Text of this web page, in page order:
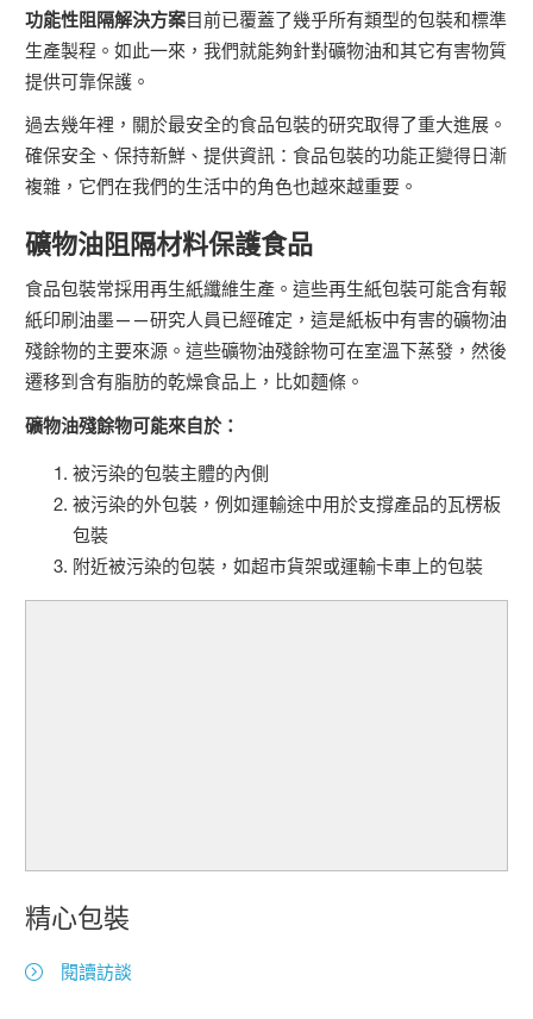
功能性阻隔解決方案目前已覆蓋了幾乎所有類型的包裝和標準
生產製程。如此一來，我們就能夠針對礦物油和其它有害物質
提供可靠保護。
過去幾年裡，關於最安全的食品包裝的研究取得了重大進展。
確保安全、保持新鮮、提供資訊：食品包裝的功能正變得日漸
複雜，它們在我們的生活中的角色也越來越重要。
礦物油阻隔材料保護食品
食品包裝常採用再生紙纖維生產。這些再生紙包裝可能含有報
紙印刷油墨——研究人員已經確定，這是紙板中有害的礦物油
殘餘物的主要來源。這些礦物油殘餘物可在室溫下蒸發，然後
遷移到含有脂肪的乾燥食品上，比如麵條。
礦物油殘餘物可能來自於：
被污染的包裝主體的內側
被污染的外包裝，例如運輸途中用於支撐產品的瓦楞板
包裝
附近被污染的包裝，如超市貨架或運輸卡車上的包裝
精心包裝
閱讀訪談